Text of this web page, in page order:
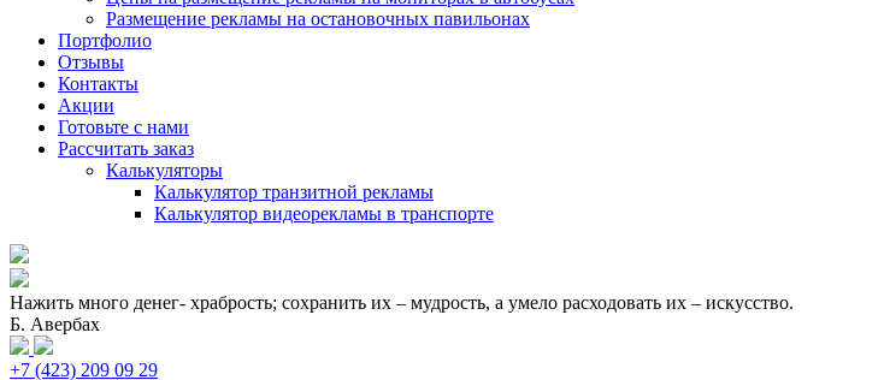
Размещение рекламы на остановочных павильонах
Портфолио
Отзывы
Контакты
Акции
Готовьте с нами
Рассчитать заказ
Калькуляторы
Калькулятор транзитной рекламы
Калькулятор видеорекламы в транспорте
Нажить много денег- храбрость; сохранить их – мудрость, а умело расходовать их – искусство.
Б. Авербах
+7 (423) 209 09 29